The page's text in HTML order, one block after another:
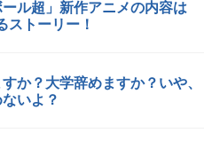
ール超」新作アニメの内容は
ストーリー！
か？大学辞めますか？いや、
いよ？